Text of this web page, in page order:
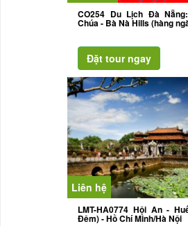
CO254 Du Lịch Đà
Chúa - Bà Nà Hills (hàng
Liên hệ
LMT-HA0774 Hội An -
Đêm) - Hồ Chí Minh/Hà Nội